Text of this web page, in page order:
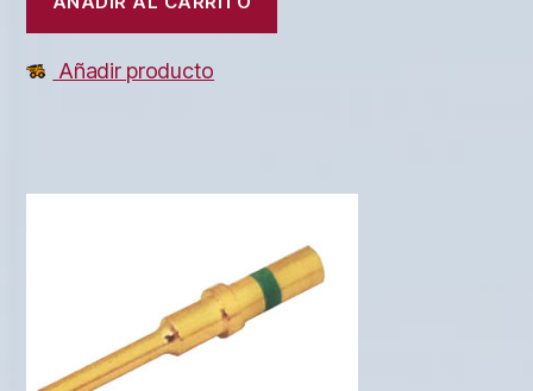
Añadir producto